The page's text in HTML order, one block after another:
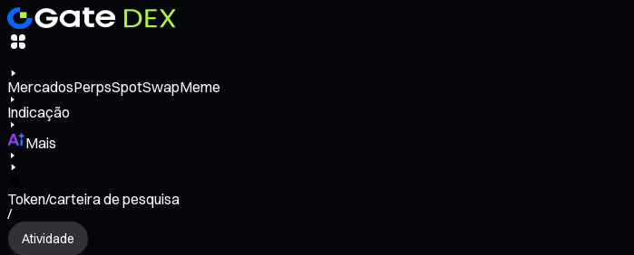
MercadosPerpsSpotSwapMeme
Indicação
Mais
Token/carteira de pesquisa
/
Atividade